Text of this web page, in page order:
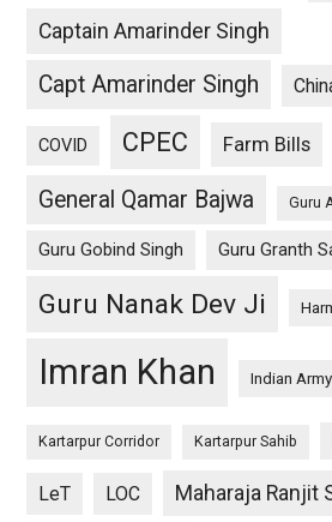
Captain Amarinder Singh
Capt Amarinder Singh
COVID CPEC Farm Bills
General Qamar Bajwa Guru
Guru Gobind Singh Guru Granth
Guru Nanak Dev Ji
Imran Khan Indian Army
Kartarpur Corridor Kartarpur Sahib
LeT LOC Maharaja Ranjit